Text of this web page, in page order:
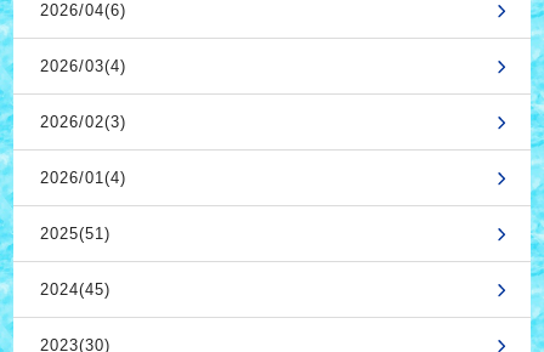
2026/04(6)
2026/03(4)
2026/02(3)
2026/01(4)
2025(51)
2024(45)
2023(30)